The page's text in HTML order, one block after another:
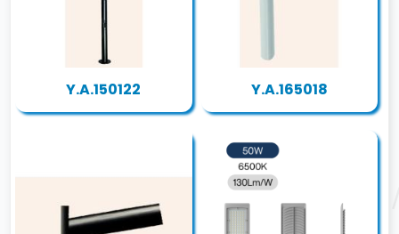
Y.A.150122 Y.A.165018